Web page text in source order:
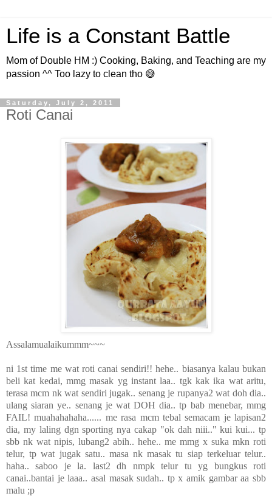
Life is a Constant Battle
Mom of Double HM :) Cooking, Baking, and Teaching are my
passion ^^ Too lazy to clean tho 😅
Saturday, July 2, 2011
Roti Canai
Assalamualaikummm~~~
ni 1st time me wat roti canai sendiri!! hehe.. biasanya kalau bukan
beli kat kedai, mmg masak yg instant laa.. tgk kak ika wat aritu,
terasa mcm nk wat sendiri jugak.. senang je rupanya2 wat doh dia..
ulang siaran ye.. senang je wat DOH dia.. tp bab menebar, mmg
FAIL! muahahahaha...... me rasa mcm tebal semacam je lapisan2
dia, my laling dgn sporting nya cakap "ok dah niii.." kui kui... tp
sbb nk wat nipis, lubang2 abih.. hehe.. me mmg x suka mkn roti
telur, tp wat jugak satu.. masa nk masak tu siap terkeluar telur..
haha.. saboo je la. last2 dh nmpk telur tu yg bungkus roti
canai..bantai je laaa.. asal masak sudah.. tp x amik gambar aa sbb
malu ;p